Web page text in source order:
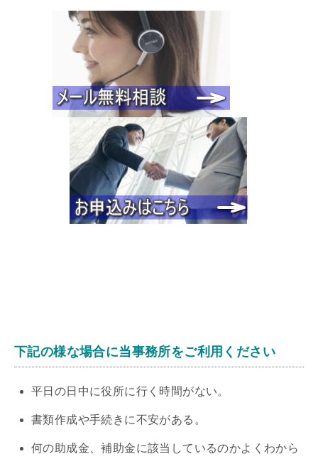
下記の様な場合に当事務所をご利用ください
平日の日中に役所に行く時間がない。
書類作成や手続きに不安がある。
何の助成金、補助金に該当しているのかよくわから